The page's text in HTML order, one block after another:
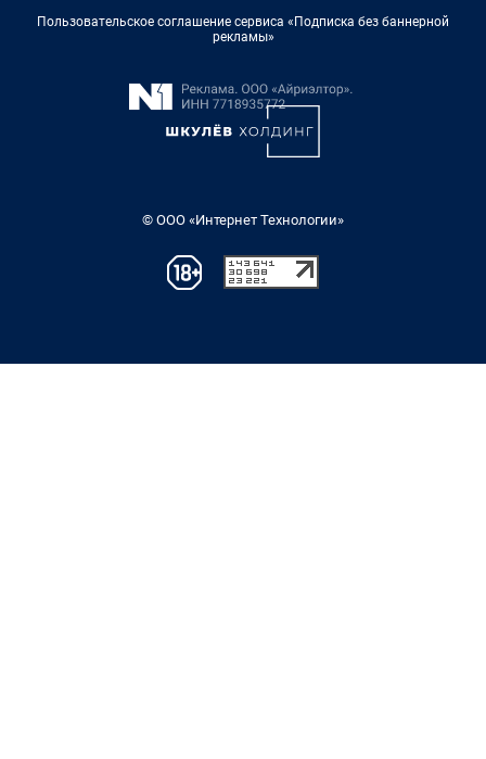
Пользовательское соглашение сервиса «Подписка без баннерной
рекламы»
© ООО «Интернет Технологии»